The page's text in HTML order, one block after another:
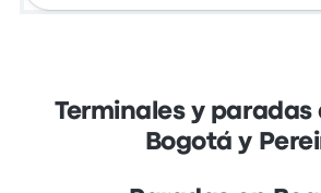
Terminales y paradas
Bogotá y